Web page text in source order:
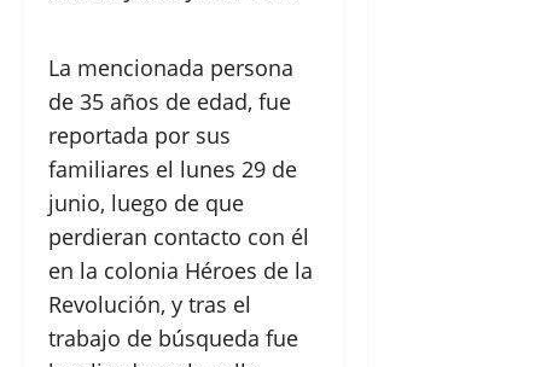
La mencionada persona
de 35 años de edad, fue
reportada por sus
familiares el lunes 29 de
junio, luego de que
perdieran contacto con él
en la colonia Héroes de la
Revolución, y tras el
trabajo de búsqueda fue